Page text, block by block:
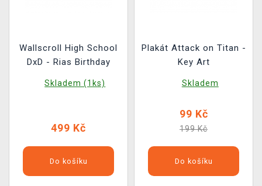
Wallscroll High School
DxD - Rias Birthday
Skladem (1ks)
499 Kč
Do košíku
Plakát Attack on Titan -
Key Art
Skladem
99 Kč
199 Kč
Do košíku